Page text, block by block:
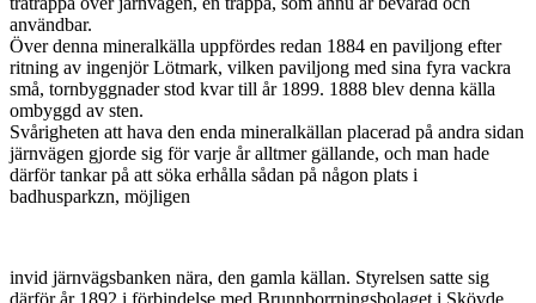
användbar.
Över denna mineralkälla uppfördes redan 1884 en paviljong efter
ritning av ingenjör Lötmark, vilken paviljong med sina fyra vackra
små, tornbyggnader stod kvar till år 1899. 1888 blev denna källa
ombyggd av sten.
Svårigheten att hava den enda mineralkällan placerad på andra sidan
järnvägen gjorde sig för varje år alltmer gällande, och man hade
därför tankar på att söka erhålla sådan på någon plats i
badhusparkzn, möjligen
invid järnvägsbanken nära, den gamla källan. Styrelsen satte sig
därför år 1892 i förbindelse med Brunnborrningsbolaget i Skövde,